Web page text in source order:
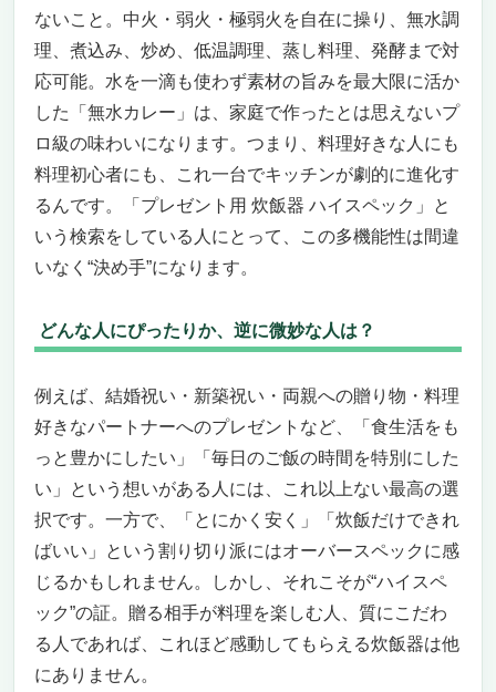
ないこと。中火・弱火・極弱火を自在に操り、無水調
理、煮込み、炒め、低温調理、蒸し料理、発酵まで対
応可能。水を一滴も使わず素材の旨みを最大限に活か
した「無水カレー」は、家庭で作ったとは思えないプ
ロ級の味わいになります。つまり、料理好きな人にも
料理初心者にも、これ一台でキッチンが劇的に進化す
るんです。「プレゼント用 炊飯器 ハイスペック」と
いう検索をしている人にとって、この多機能性は間違
いなく“決め手”になります。
どんな人にぴったりか、逆に微妙な人は？
例えば、結婚祝い・新築祝い・両親への贈り物・料理
好きなパートナーへのプレゼントなど、「食生活をも
っと豊かにしたい」「毎日のご飯の時間を特別にした
い」という想いがある人には、これ以上ない最高の選
択です。一方で、「とにかく安く」「炊飯だけできれ
ばいい」という割り切り派にはオーバースペックに感
じるかもしれません。しかし、それこそが“ハイスペ
ック”の証。贈る相手が料理を楽しむ人、質にこだわ
る人であれば、これほど感動してもらえる炊飯器は他
にありません。